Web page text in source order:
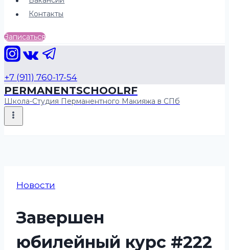
Контакты
Записаться
+7 (911) 760-17-54
PERMANENTSCHOOLRF
Школа-Студия Перманентного Макияжа в СПб
Новости
Завершен
юбилейный курс #222